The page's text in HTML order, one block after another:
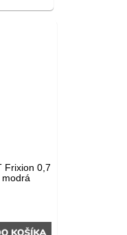
Frixion 0,7